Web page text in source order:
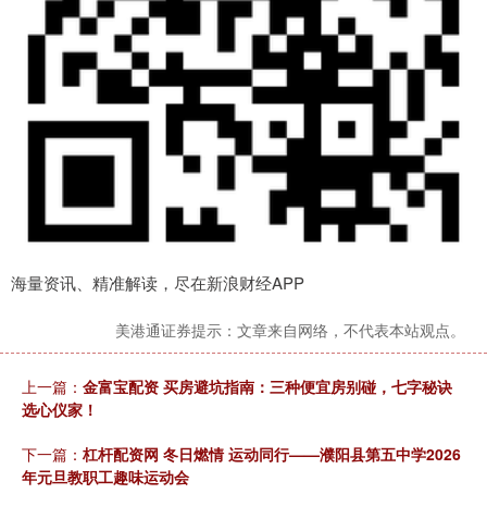
海量资讯、精准解读，尽在新浪财经APP
美港通证券提示：文章来自网络，不代表本站观点。
上一篇： 金富宝配资 买房避坑指南：三种便宜房别碰，七字秘诀
选心仪家！
下一篇： 杠杆配资网 冬日燃情 运动同行——濮阳县第五中学2026
年元旦教职工趣味运动会